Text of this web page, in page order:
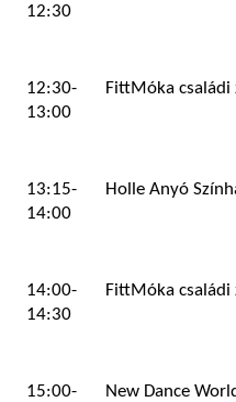
12:30
12:30-
13:00
FittMóka családi
13:15-
14:00
Holle Anyó
14:00-
14:30
FittMóka családi
15:00-
New Dance